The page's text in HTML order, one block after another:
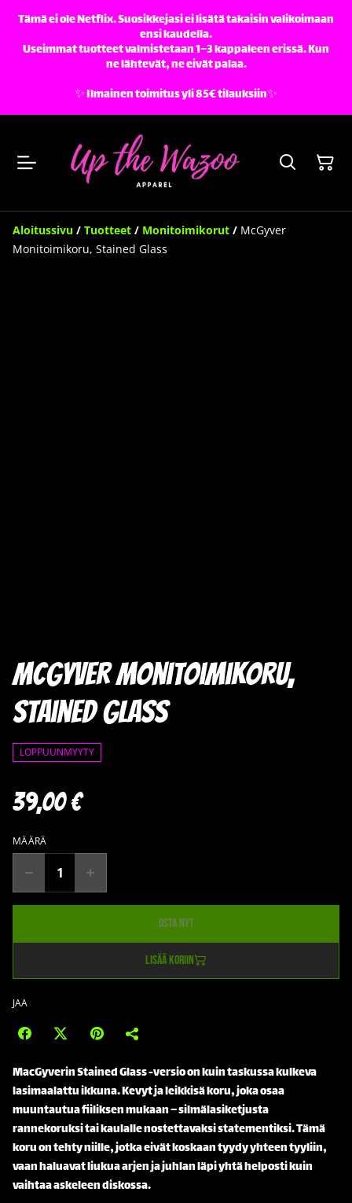
Tämä ei ole Netflix. Suosikkejasi ei lisätä takaisin valikoimaan
ensi kaudella.
Useimmat tuotteet valmistetaan 1–3 kappaleen erissä. Kun
ne lähtevät, ne eivät palaa.
✨️ Ilmainen toimitus yli 85€ tilauksiin✨️
Aloitussivu / Tuotteet / Monitoimikorut / McGyver
Monitoimikoru, Stained Glass
McGyver Monitoimikoru,
Stained Glass
LOPPUUNMYYTY
39,00 €
MÄÄRÄ
Osta nyt
Lisää koriin
JAA
MacGyverin Stained Glass -versio on kuin taskussa kulkeva
lasimaalattu ikkuna. Kevyt ja leikkisä koru, joka osaa
muuntautua fiiliksen mukaan – silmälasiketjusta
rannekoruksi tai kaulalle nostettavaksi statementiksi. Tämä
koru on tehty niille, jotka eivät koskaan tyydy yhteen tyyliin,
vaan haluavat liukua arjen ja juhlan läpi yhtä helposti kuin
vaihtaa askeleen diskossa.